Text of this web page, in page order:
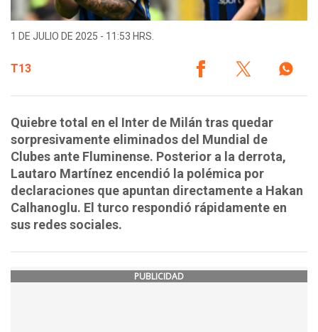
1 DE JULIO DE 2025 - 11:53 HRS.
T13
Quiebre total en el Inter de Milán tras quedar
sorpresivamente eliminados del Mundial de
Clubes ante Fluminense. Posterior a la derrota,
Lautaro Martínez encendió la polémica por
declaraciones que apuntan directamente a Hakan
Calhanoglu. El turco respondió rápidamente en
sus redes sociales.
PUBLICIDAD